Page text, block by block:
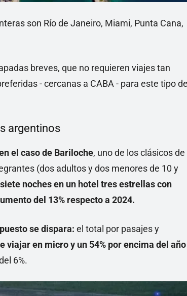
son Río de Janeiro, Miami, Punta Cana,
breves, que no requieren viajes tan
- cercanas a CABA - para este tipo
argentinos
el caso de Bariloche, uno de los clásicos de
(dos adultos y dos menores de 10 y
noches en un hotel tres estrellas con
del 13% respecto a 2024.
se dispara: el total por pasajes y
viajar en micro y un 54% por encima del año
6%.